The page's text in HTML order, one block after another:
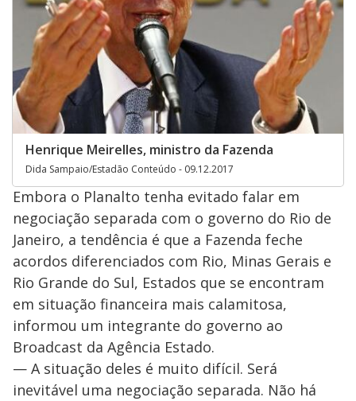
Henrique Meirelles, ministro da Fazenda
Dida Sampaio/Estadão Conteúdo - 09.12.2017
Embora o Planalto tenha evitado falar em
negociação separada com o governo do Rio de
Janeiro, a tendência é que a Fazenda feche
acordos diferenciados com Rio, Minas Gerais e
Rio Grande do Sul, Estados que se encontram
em situação financeira mais calamitosa,
informou um integrante do governo ao
Broadcast da Agência Estado.
— A situação deles é muito difícil. Será
inevitável uma negociação separada. Não há